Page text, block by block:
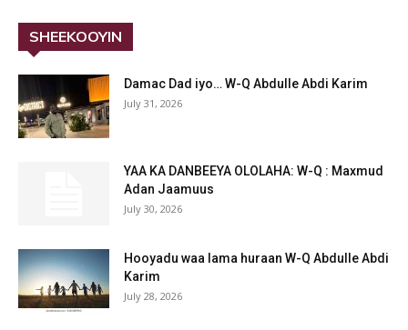
SHEEKOOYIN
Damac Dad iyo… W-Q Abdulle Abdi Karim
July 31, 2026
YAA KA DANBEEYA OLOLAHA: W-Q : Maxmud
Adan Jaamuus
July 30, 2026
Hooyadu waa lama huraan W-Q Abdulle Abdi
Karim
July 28, 2026